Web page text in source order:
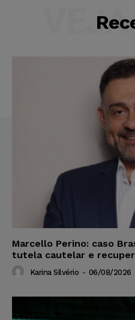
Marcello Perino: caso
tutela cautelar e
Karina Silvério - 06/08/2026